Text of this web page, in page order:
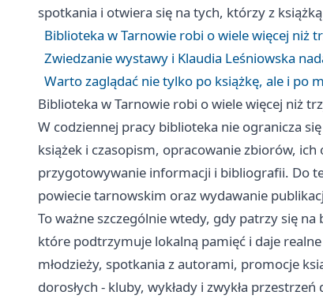
spotkania i otwiera się na tych, którzy z
Biblioteka w Tarnowie robi o wiele więcej niż
Zwiedzanie wystawy i Klaudia Leśniowska
Warto zaglądać nie tylko po książkę, ale i po
Biblioteka w Tarnowie robi o wiele więcej niż
W codziennej pracy biblioteka nie ogranicza
książek i czasopism, opracowanie zbiorów,
przygotowywanie informacji i bibliografii. Do
powiecie tarnowskim oraz wydawanie
To ważne szczególnie wtedy, gdy patrzy się
które podtrzymuje lokalną pamięć i daje
młodzieży, spotkania z autorami, promocje
dorosłych - kluby, wykłady i zwykła